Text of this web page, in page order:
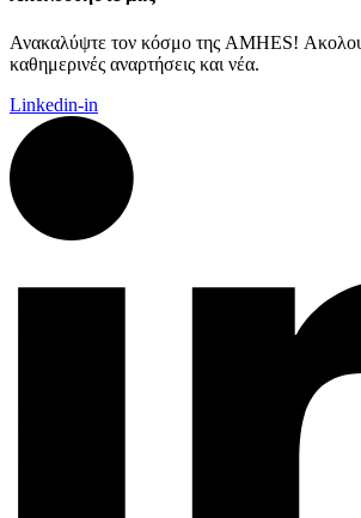
Ανακαλύψτε τον κόσμο της AMHES!
καθημερινές αναρτήσεις και νέα.
Linkedin-in